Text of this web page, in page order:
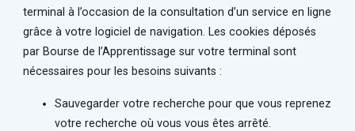
terminal à l’occasion de la consultation d’un service en ligne
grâce à votre logiciel de navigation. Les cookies déposés
par Bourse de l’Apprentissage sur votre terminal sont
nécessaires pour les besoins suivants :
Sauvegarder votre recherche pour que vous reprenez
votre recherche où vous vous êtes arrêté.